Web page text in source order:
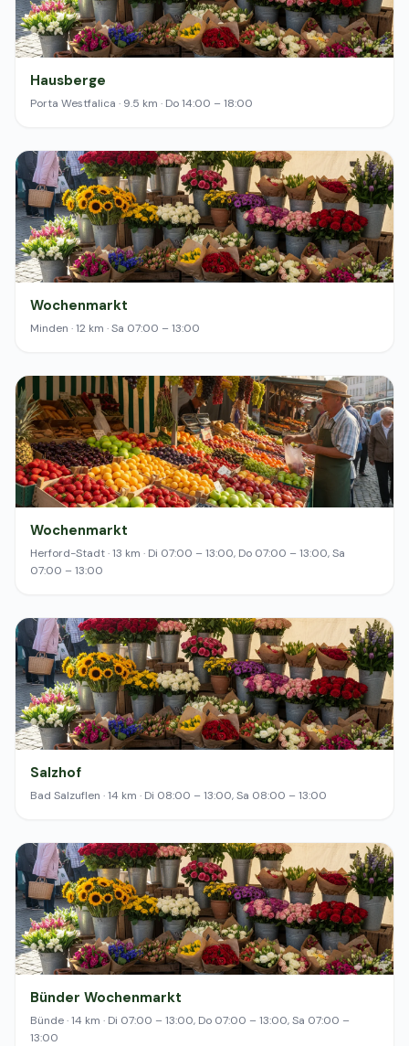
Hausberge
Porta Westfalica · 9.5 km · Do 14:00 – 18:00
Wochenmarkt
Minden · 12 km · Sa 07:00 – 13:00
Wochenmarkt
Herford-Stadt · 13 km · Di 07:00 – 13:00, Do 07:00 – 13:00, Sa
07:00 – 13:00
Salzhof
Bad Salzuflen · 14 km · Di 08:00 – 13:00, Sa 08:00 – 13:00
Bünder Wochenmarkt
Bünde · 14 km · Di 07:00 – 13:00, Do 07:00 – 13:00, Sa 07:00 –
13:00